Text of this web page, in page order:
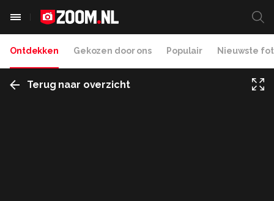
Ontdekken Gekozen door ons Populair Nieuwste
Terug naar overzicht